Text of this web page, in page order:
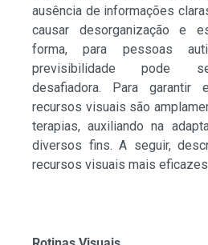
ausência de informações
causar desorganização e
forma, para pessoas
previsibilidade pode
desafiadora. Para garantir
recursos visuais são
terapias, auxiliando na
diversos fins. A seguir,
recursos visuais mais